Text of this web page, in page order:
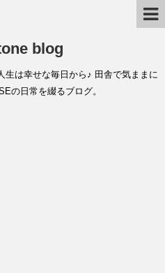
blog
生は幸せな毎日から♪ 田舎で気ままに
の日常を綴るブログ。